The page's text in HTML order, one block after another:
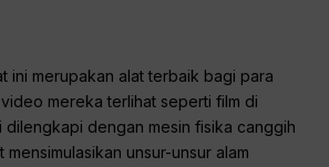
ini merupakan alat terbaik bagi para
mereka terlihat seperti film di
dilengkapi dengan mesin fisika canggih
unsur-unsur alam